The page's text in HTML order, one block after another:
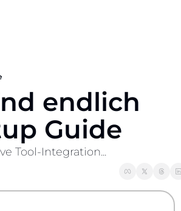
endlich
Guide
Tool-Integration...